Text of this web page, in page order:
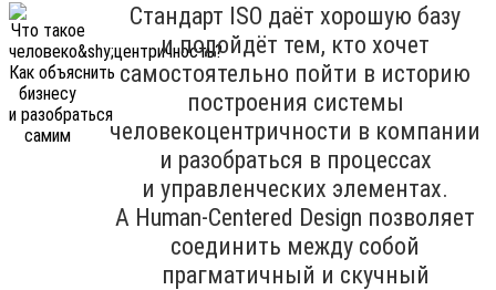
Стандарт ISO даёт хорошую базу
и подойдёт тем, кто хочет
самостоятельно пойти в историю
построения системы
человекоцентричности в компании
и разобраться в процессах
и управленческих элементах.
А Human-Centered Design позволяет
соединить между собой
прагматичный и скучный